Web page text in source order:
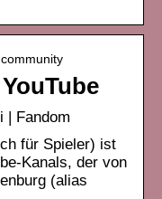
| Fandom
für Spieler) ist
Kanals, der von
(alias